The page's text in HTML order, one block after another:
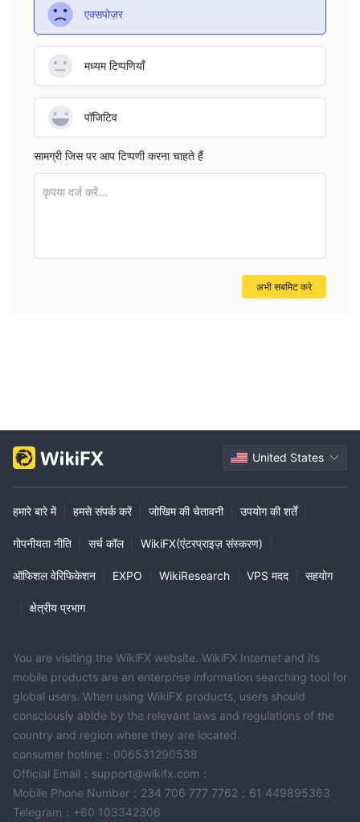
एक्सपोज़र
मध्यम टिप्पणियाँ
पॉजिटिव
सामग्री जिस पर आप टिप्पणी करना चाहते हैं
कृपया दर्ज करें...
अभी सबमिट करे
United States
हमारे बारे में हमसे संपर्क करें जोखिम की चेतावनी उपयोग की शर्तें
गोपनीयता नीति सर्च कॉल WikiFX(एंटरप्राइज़ संस्करण)
ऑफिशल वेरिफिकेशन EXPO WikiResearch VPS मदद सहयोग
क्षेत्रीय प्रभाग
You are visiting the WikiFX website. WikiFX Internet and its
mobile products are an enterprise information searching tool for
global users. When using WikiFX products, users should
consciously abide by the relevant laws and regulations of the
country and region where they are located.
consumer hotline：006531290538
Official Email：support@wikifx.com；
Mobile Phone Number：234 706 777 7762；61 449895363
Telegram：+60 103342306